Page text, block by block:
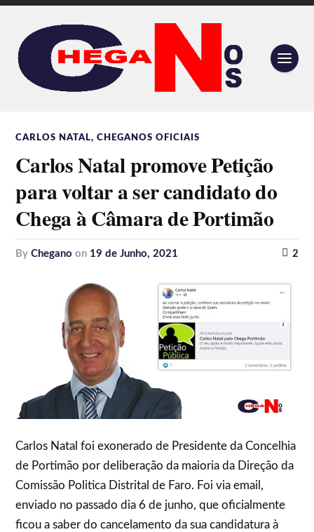
CARLOS NATAL,CHEGANOS OFICIAIS
Carlos Natal promove Petição
para voltar a ser candidato do
Chega à Câmara de Portimão
byChegano on 19 de Junho, 2021 2
Carlos Natal foi exonerado de Presidente da Concelhia
de Portimão por deliberação da maioria da Direção da
Comissão Politica Distrital de Faro. Foi via email,
enviado no passado dia 6 de junho, que oficialmente
ficou a saber do cancelamento da sua candidatura à